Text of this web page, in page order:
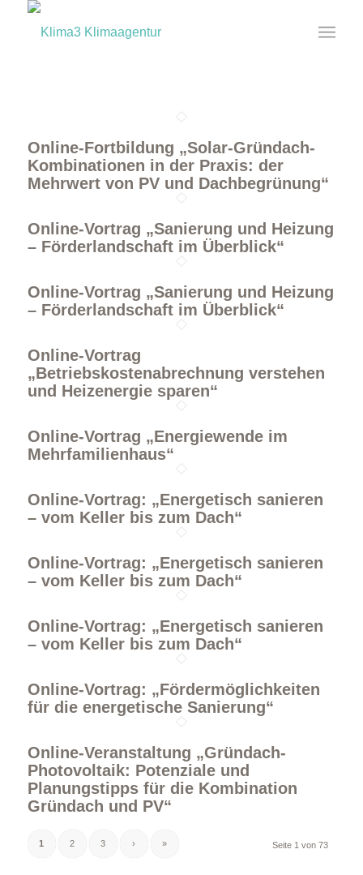
Online-Fortbildung „Solar-Gründach-
Kombinationen in der Praxis: der
Mehrwert von PV und Dachbegrünung“
Online-Vortrag „Sanierung und Heizung
– Förderlandschaft im Überblick“
Online-Vortrag „Sanierung und Heizung
– Förderlandschaft im Überblick“
Online-Vortrag
„Betriebskostenabrechnung verstehen
und Heizenergie sparen“
Online-Vortrag „Energiewende im
Mehrfamilienhaus“
Online-Vortrag: „Energetisch sanieren
– vom Keller bis zum Dach“
Online-Vortrag: „Energetisch sanieren
– vom Keller bis zum Dach“
Online-Vortrag: „Energetisch sanieren
– vom Keller bis zum Dach“
Online-Vortrag: „Fördermöglichkeiten
für die energetische Sanierung“
Online-Veranstaltung „Gründach-
Photovoltaik: Potenziale und
Planungstipps für die Kombination
Gründach und PV“
Seite 1 von 73
1 2 3 › »